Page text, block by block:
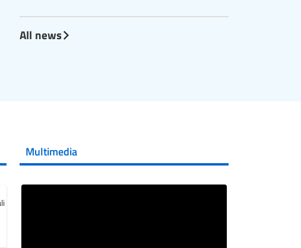
All news
Multimedia